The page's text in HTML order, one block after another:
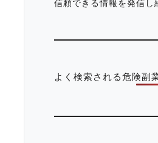
信頼できる情報を発信し
よく検索される危険副